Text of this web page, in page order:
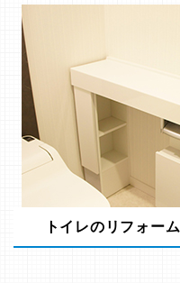
トイレのリフォーム